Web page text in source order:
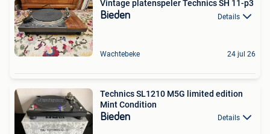
Vintage platenspeler Technics SH 11-p3
Bieden Details
Wachtebeke 24 jul 26
Technics SL1210 M5G limited edition
Mint Condition
Bieden Details